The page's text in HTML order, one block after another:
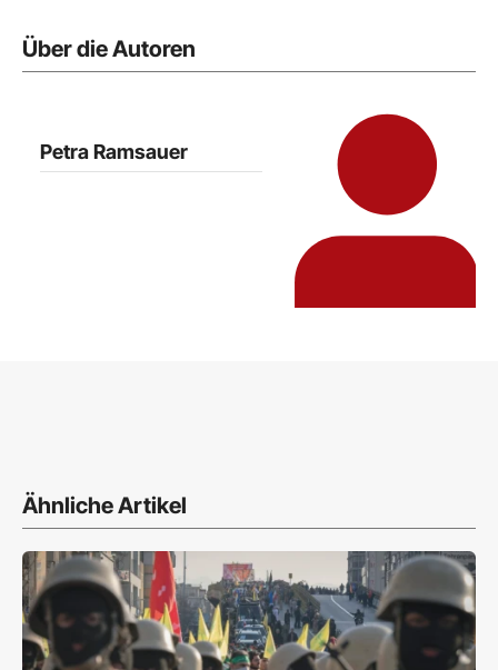
Über die Autoren
Petra Ramsauer
Ähnliche Artikel